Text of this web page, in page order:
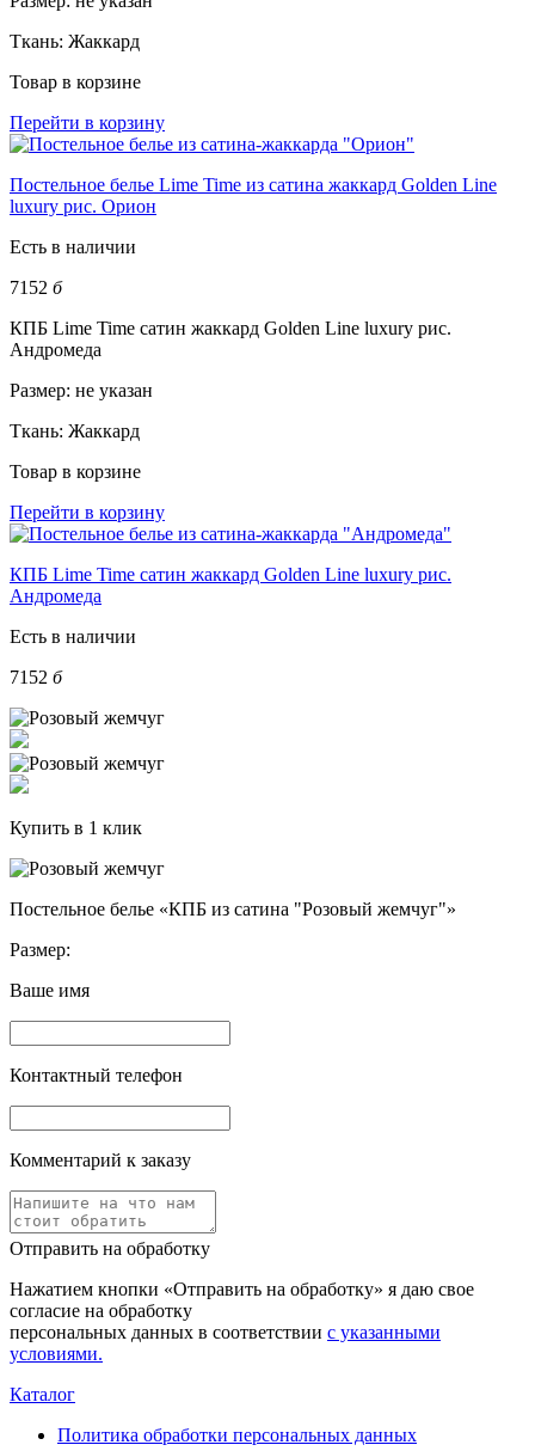
Ткань: Жаккард
Товар в корзине
Перейти в корзину
Постельное белье Lime Time из сатина жаккард Golden Line
luxury рис. Орион
Есть в наличии
7152 б
КПБ Lime Time сатин жаккард Golden Line luxury рис.
Андромеда
Размер: не указан
Ткань: Жаккард
Товар в корзине
Перейти в корзину
КПБ Lime Time сатин жаккард Golden Line luxury рис.
Андромеда
Есть в наличии
7152 б
Купить в 1 клик
Постельное белье «КПБ из сатина "Розовый жемчуг"»
Размер:
Ваше имя
Контактный телефон
Комментарий к заказу
Отправить на обработку
Нажатием кнопки «Отправить на обработку» я даю свое
согласие на обработку
персональных данных в соответствии с указанными
условиями.
Каталог
Политика обработки персональных данных